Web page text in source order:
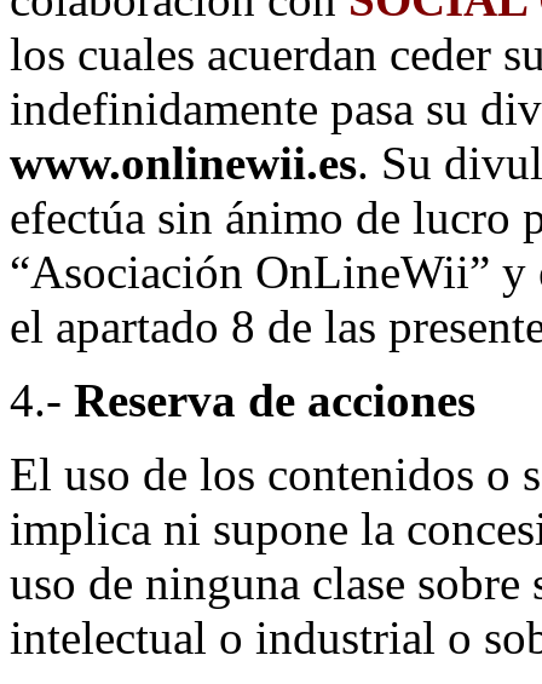
los cuales acuerdan ceder
indefinidamente pasa su
www.onlinewii.es. Su
efectúa sin ánimo de lucro
“Asociación OnLineWii” y
el apartado 8 de las
4.- Reserva de acciones
El uso de los contenidos o
implica ni supone la
uso de ninguna clase sobre
intelectual o industrial o